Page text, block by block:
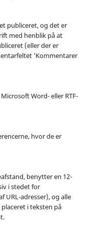
publiceret, og det er
med henblik på at
(eller der er
'Kommentarer
Word- eller RTF-
hvor de er
benytter en 12-
i stedet for
URL-adresser), og alle
i teksten på